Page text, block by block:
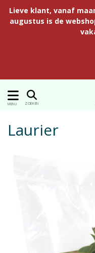
Lieve klant, vanaf
augustus is de
MENU ZOEKEN
Laurier